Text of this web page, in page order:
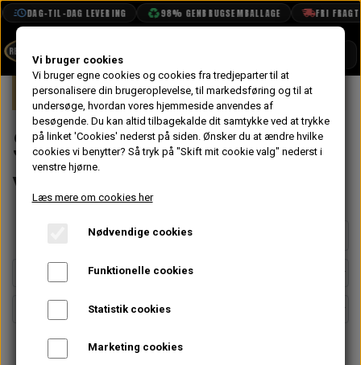
DAG-TIL-DAG LEVERING 98% GENBRUGSEMBALLAGE FRI FRAGT
BOOK TID
PROJEKTER
TEKNISK DATA
VANDPOLERING
Forside Mini Kølersystem, Varme, Vand & Olie
Slanger, Montering,
Væske & Kabler
Forrige side Side 1 / 6
Vi bruger cookies
Vi bruger egne cookies og cookies fra tredjeparter til at
personalisere din brugeroplevelse, til markedsføring og til at
undersøge, hvordan vores hjemmeside anvendes af
besøgende. Du kan altid tilbagekalde dit samtykke ved at trykke
på linket 'Cookies' nederst på siden. Ønsker du at ændre hvilke
cookies vi benytter? Så tryk på "Skift mit cookie valg" nederst i
venstre hjørne.
Læs mere om cookies her
Nødvendige cookies
Funktionelle cookies
Statistik cookies
Marketing cookies